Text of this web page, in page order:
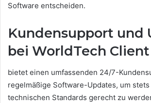
Software entscheiden.
Kundensupport und
bei WorldTech Client
bietet einen umfassenden 24/7-
regelmäßige Software-Updates, um
technischen Standards gerecht zu